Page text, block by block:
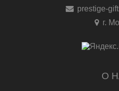
prestige-
г.
О